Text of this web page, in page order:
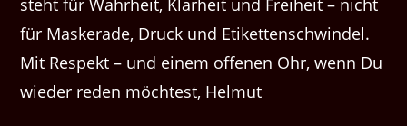
für Maskerade, Druck und Etikettenschwindel.
Mit Respekt – und einem offenen Ohr, wenn Du
wieder reden möchtest, Helmut